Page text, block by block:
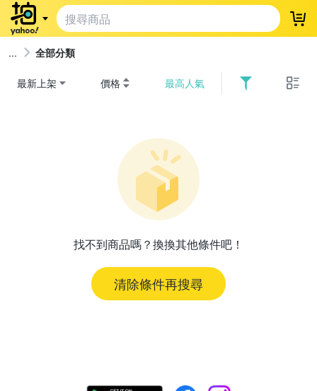
登
全部分類
最新上架 價格 最高人氣
找不到商品嗎？換換其他條件吧！
清除條件再搜尋